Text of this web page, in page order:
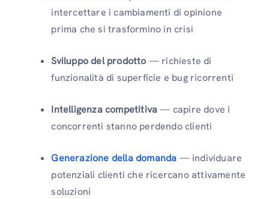
intercettare i cambiamenti di opinione
prima che si trasformino in crisi
Sviluppo del prodotto — richieste di
funzionalità di superficie e bug ricorrenti
Intelligenza competitiva— capire dove i
concorrenti stanno perdendo clienti
Generazione della domanda — individuare
potenziali clienti che ricercano attivamente
soluzioni